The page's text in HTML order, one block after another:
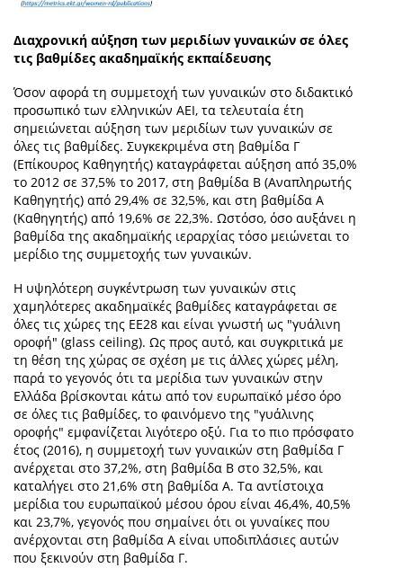
Διαχρονική αύξηση των μεριδίων γυναικών σε όλες
τις βαθμίδες ακαδημαϊκής εκπαίδευσης
Όσον αφορά τη συμμετοχή των γυναικών στο διδακτικό
προσωπικό των ελληνικών ΑΕΙ, τα τελευταία έτη
σημειώνεται αύξηση των μεριδίων των γυναικών σε
όλες τις βαθμίδες. Συγκεκριμένα στη βαθμίδα Γ
(Επίκουρος Καθηγητής) καταγράφεται αύξηση από 35,0%
το 2012 σε 37,5% το 2017, στη βαθμίδα Β (Αναπληρωτής
Καθηγητής) από 29,4% σε 32,5%, και στη βαθμίδα Α
(Καθηγητής) από 19,6% σε 22,3%. Ωστόσο, όσο αυξάνει η
βαθμίδα της ακαδημαϊκής ιεραρχίας τόσο μειώνεται το
μερίδιο της συμμετοχής των γυναικών.
Η υψηλότερη συγκέντρωση των γυναικών στις
χαμηλότερες ακαδημαϊκές βαθμίδες καταγράφεται σε
όλες τις χώρες της ΕΕ28 και είναι γνωστή ως "γυάλινη
οροφή" (glass ceiling). Ως προς αυτό, και συγκριτικά με
τη θέση της χώρας σε σχέση με τις άλλες χώρες μέλη,
παρά το γεγονός ότι τα μερίδια των γυναικών στην
Ελλάδα βρίσκονται κάτω από τον ευρωπαϊκό μέσο όρο
σε όλες τις βαθμίδες, το φαινόμενο της "γυάλινης
οροφής" εμφανίζεται λιγότερο οξύ. Για το πιο πρόσφατο
έτος (2016), η συμμετοχή των γυναικών στη βαθμίδα Γ
ανέρχεται στο 37,2%, στη βαθμίδα Β στο 32,5%, και
καταλήγει στο 21,6% στη βαθμίδα Α. Τα αντίστοιχα
μερίδια του ευρωπαϊκού μέσου όρου είναι 46,4%, 40,5%
και 23,7%, γεγονός που σημαίνει ότι οι γυναίκες που
ανέρχονται στη βαθμίδα Α είναι υποδιπλάσιες αυτών
που ξεκινούν στη βαθμίδα Γ.